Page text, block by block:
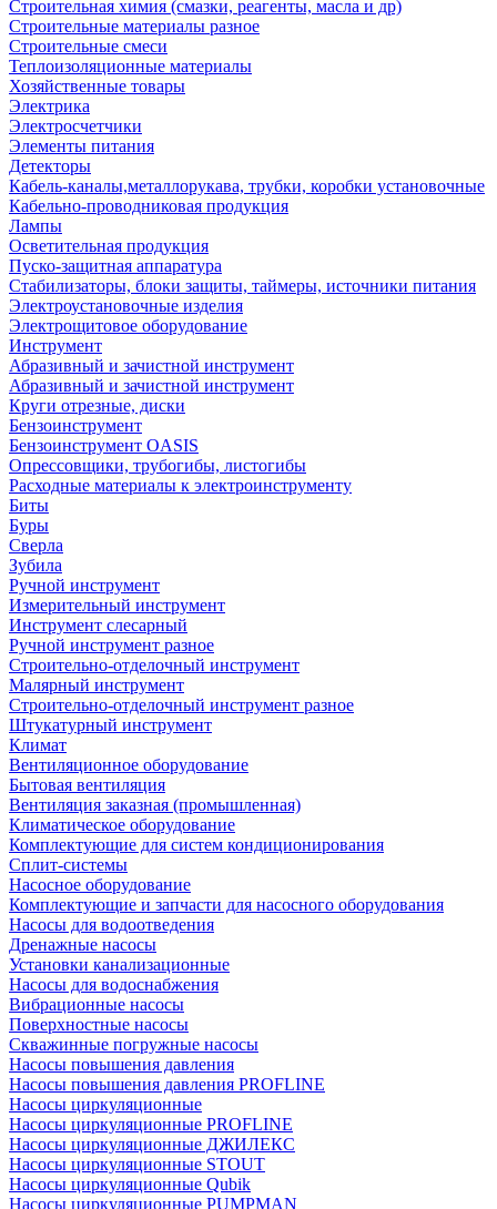
Строительная химия (смазки, реагенты, масла и др)
Строительные материалы разное
Строительные смеси
Теплоизоляционные материалы
Хозяйственные товары
Электрика
Электросчетчики
Элементы питания
Детекторы
Кабель-каналы,металлорукава, трубки, коробки установочные
Кабельно-проводниковая продукция
Лампы
Осветительная продукция
Пуско-защитная аппаратура
Стабилизаторы, блоки защиты, таймеры, источники питания
Электроустановочные изделия
Электрощитовое оборудование
Инструмент
Абразивный и зачистной инструмент
Абразивный и зачистной инструмент
Круги отрезные, диски
Бензоинструмент
Бензоинструмент OASIS
Опрессовщики, трубогибы, листогибы
Расходные материалы к электроинструменту
Биты
Буры
Сверла
Зубила
Ручной инструмент
Измерительный инструмент
Инструмент слесарный
Ручной инструмент разное
Строительно-отделочный инструмент
Малярный инструмент
Строительно-отделочный инструмент разное
Штукатурный инструмент
Климат
Вентиляционное оборудование
Бытовая вентиляция
Вентиляция заказная (промышленная)
Климатическое оборудование
Комплектующие для систем кондиционирования
Сплит-системы
Насосное оборудование
Комплектующие и запчасти для насосного оборудования
Насосы для водоотведения
Дренажные насосы
Установки канализационные
Насосы для водоснабжения
Вибрационные насосы
Поверхностные насосы
Скважинные погружные насосы
Насосы повышения давления
Насосы повышения давления PROFLINE
Насосы циркуляционные
Насосы циркуляционные PROFLINE
Насосы циркуляционные ДЖИЛЕКС
Насосы циркуляционные STOUT
Насосы циркуляционные Qubik
Насосы циркуляционные PUMPMAN